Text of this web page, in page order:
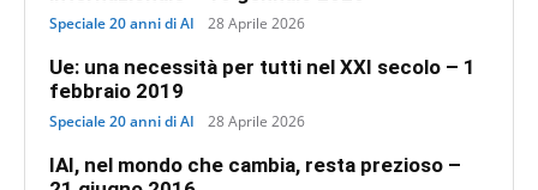
Speciale 20 anni di AI 28 Aprile 2026
Ue: una necessità per tutti nel XXI secolo – 1
febbraio 2019
Speciale 20 anni di AI 28 Aprile 2026
IAI, nel mondo che cambia, resta prezioso –